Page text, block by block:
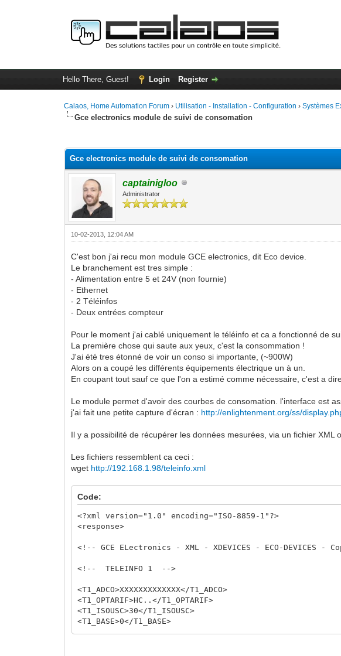
Hello There, Guest! Login Register
Calaos, Home Automation Forum › Utilisation - Installation - Configuration ›Systèmes
Gce electronics module de suivi de consomation
Gce electronics module de suivi de consomation
captainigloo
Administrator
10-02-2013, 12:04 AM
C'est bon j'ai recu mon module GCE electronics, dit Eco device.
Le branchement est tres simple :
- Alimentation entre 5 et 24V (non fournie)
- Ethernet
- 2 Téléinfos
- Deux entrées compteur
Pour le moment j'ai cablé uniquement le téléinfo et ca a fonctionné de
La première chose qui saute aux yeux, c'est la consommation !
J'ai été tres étonné de voir un conso si importante, (~900W)
Alors on a coupé les différents équipements électrique un à un.
En coupant tout sauf ce que l'on a estimé comme nécessaire, c'est a
Le module permet d'avoir des courbes de consomation. l'interface est
j'ai fait une petite capture d'écran : http://enlightenment.org/ss/
Il y a possibilité de récupérer les données mesurées, via un fichier XML
Les fichiers ressemblent ca ceci :
wget http://192.168.1.98/teleinfo.xml
Code:
<?xml version="1.0" encoding="ISO-8859-1"?>
<response>
<!-- GCE ELectronics - XML - XDEVICES - ECO-DEVICES -
<!-- TELEINFO 1 -->
<T1_ADCO>XXXXXXXXXXXXX</T1_ADCO>
<T1_OPTARIF>HC..</T1_OPTARIF>
<T1_ISOUSC>30</T1_ISOUSC>
<T1_BASE>0</T1_BASE>